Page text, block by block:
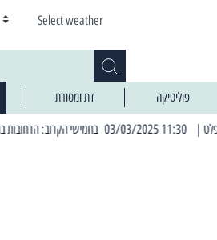
Select weather
פוליטיקה דת ומסורת
| 11:30 03/03/2025 בחמישי הקרוב: הרחובות בהם תהיה הפסקת חשמל יזומה